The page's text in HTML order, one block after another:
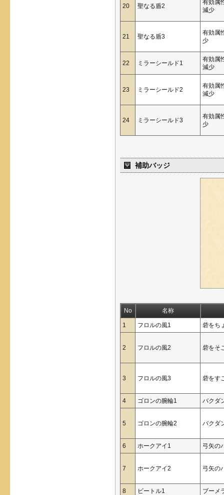
20 聖なる盾2
有効属
減少
21 聖なる盾3
有効属
少
22 ミラーシールド1
有効属
減少
23 ミラーシールド2
有効属
減少
24 ミラーシールド3
有効属
少
補助バッジ
No 名称
1 フロルの風1 砦をち
2 フロルの風2 砦をそ
3 フロルの風3 砦をす
4 ゴロンの腕輪1 バクダ
5 ゴロンの腕輪2 バクダ
6 ホークアイ1 弓矢の
7 ホークアイ2 弓矢の
8 ビートル1 ブーメ